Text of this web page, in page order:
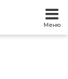
Меню